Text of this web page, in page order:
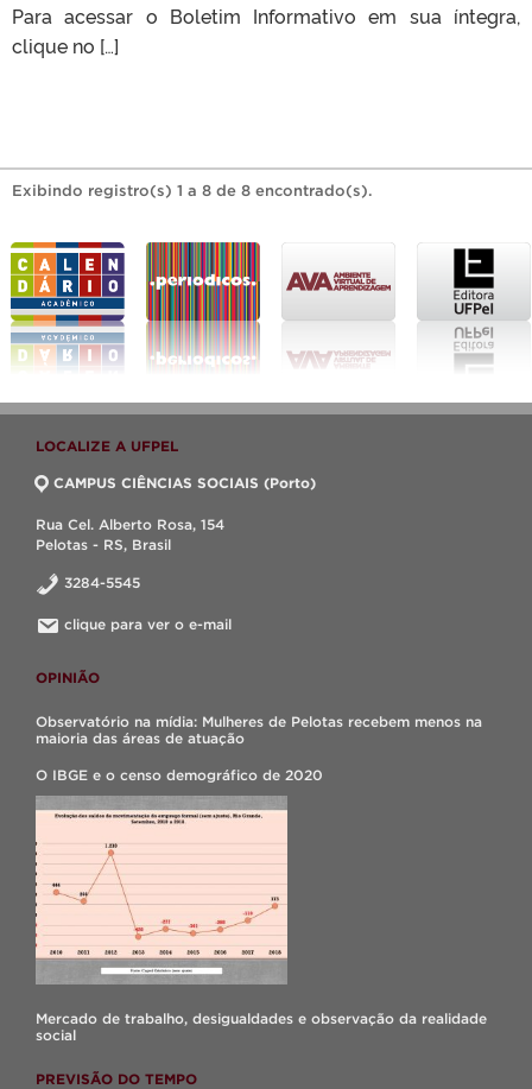
Para acessar o Boletim Informativo em sua íntegra,
clique no […]
Exibindo registro(s) 1 a 8 de 8 encontrado(s).
LOCALIZE A UFPEL
CAMPUS CIÊNCIAS SOCIAIS (Porto)
Rua Cel. Alberto Rosa, 154
Pelotas - RS, Brasil
3284-5545
clique para ver o e-mail
OPINIÃO
Observatório na mídia: Mulheres de Pelotas recebem menos na
maioria das áreas de atuação
O IBGE e o censo demográfico de 2020
Mercado de trabalho, desigualdades e observação da realidade
social
PREVISÃO DO TEMPO